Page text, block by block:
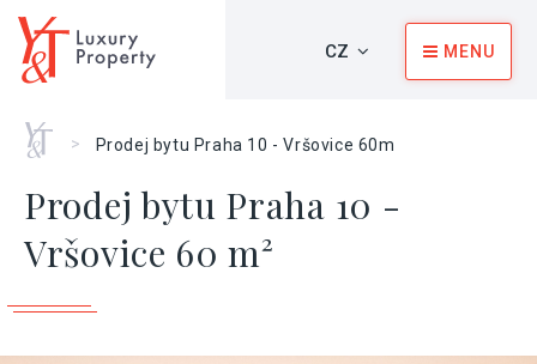
CZ MENU
Home
> Prodej bytu Praha 10 - Vršovice 60m
Prodej bytu Praha 10 -
Vršovice 60 m²